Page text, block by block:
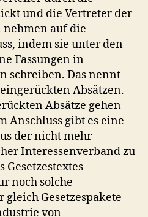
und die Vertreter der
auf die
indem sie unter den
Fassungen in
schreiben. Das nennt
Absätzen.
Absätze gehen
Anschluss gibt es eine
der nicht mehr
Interessenverband zu
noch solche
gleich Gesetzespakete
von